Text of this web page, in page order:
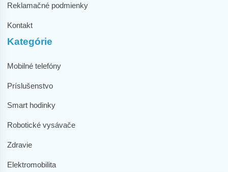
Reklamačné podmienky
Kontakt
Kategórie
Mobilné telefóny
Príslušenstvo
Smart hodinky
Robotické vysávače
Zdravie
Elektromobilita